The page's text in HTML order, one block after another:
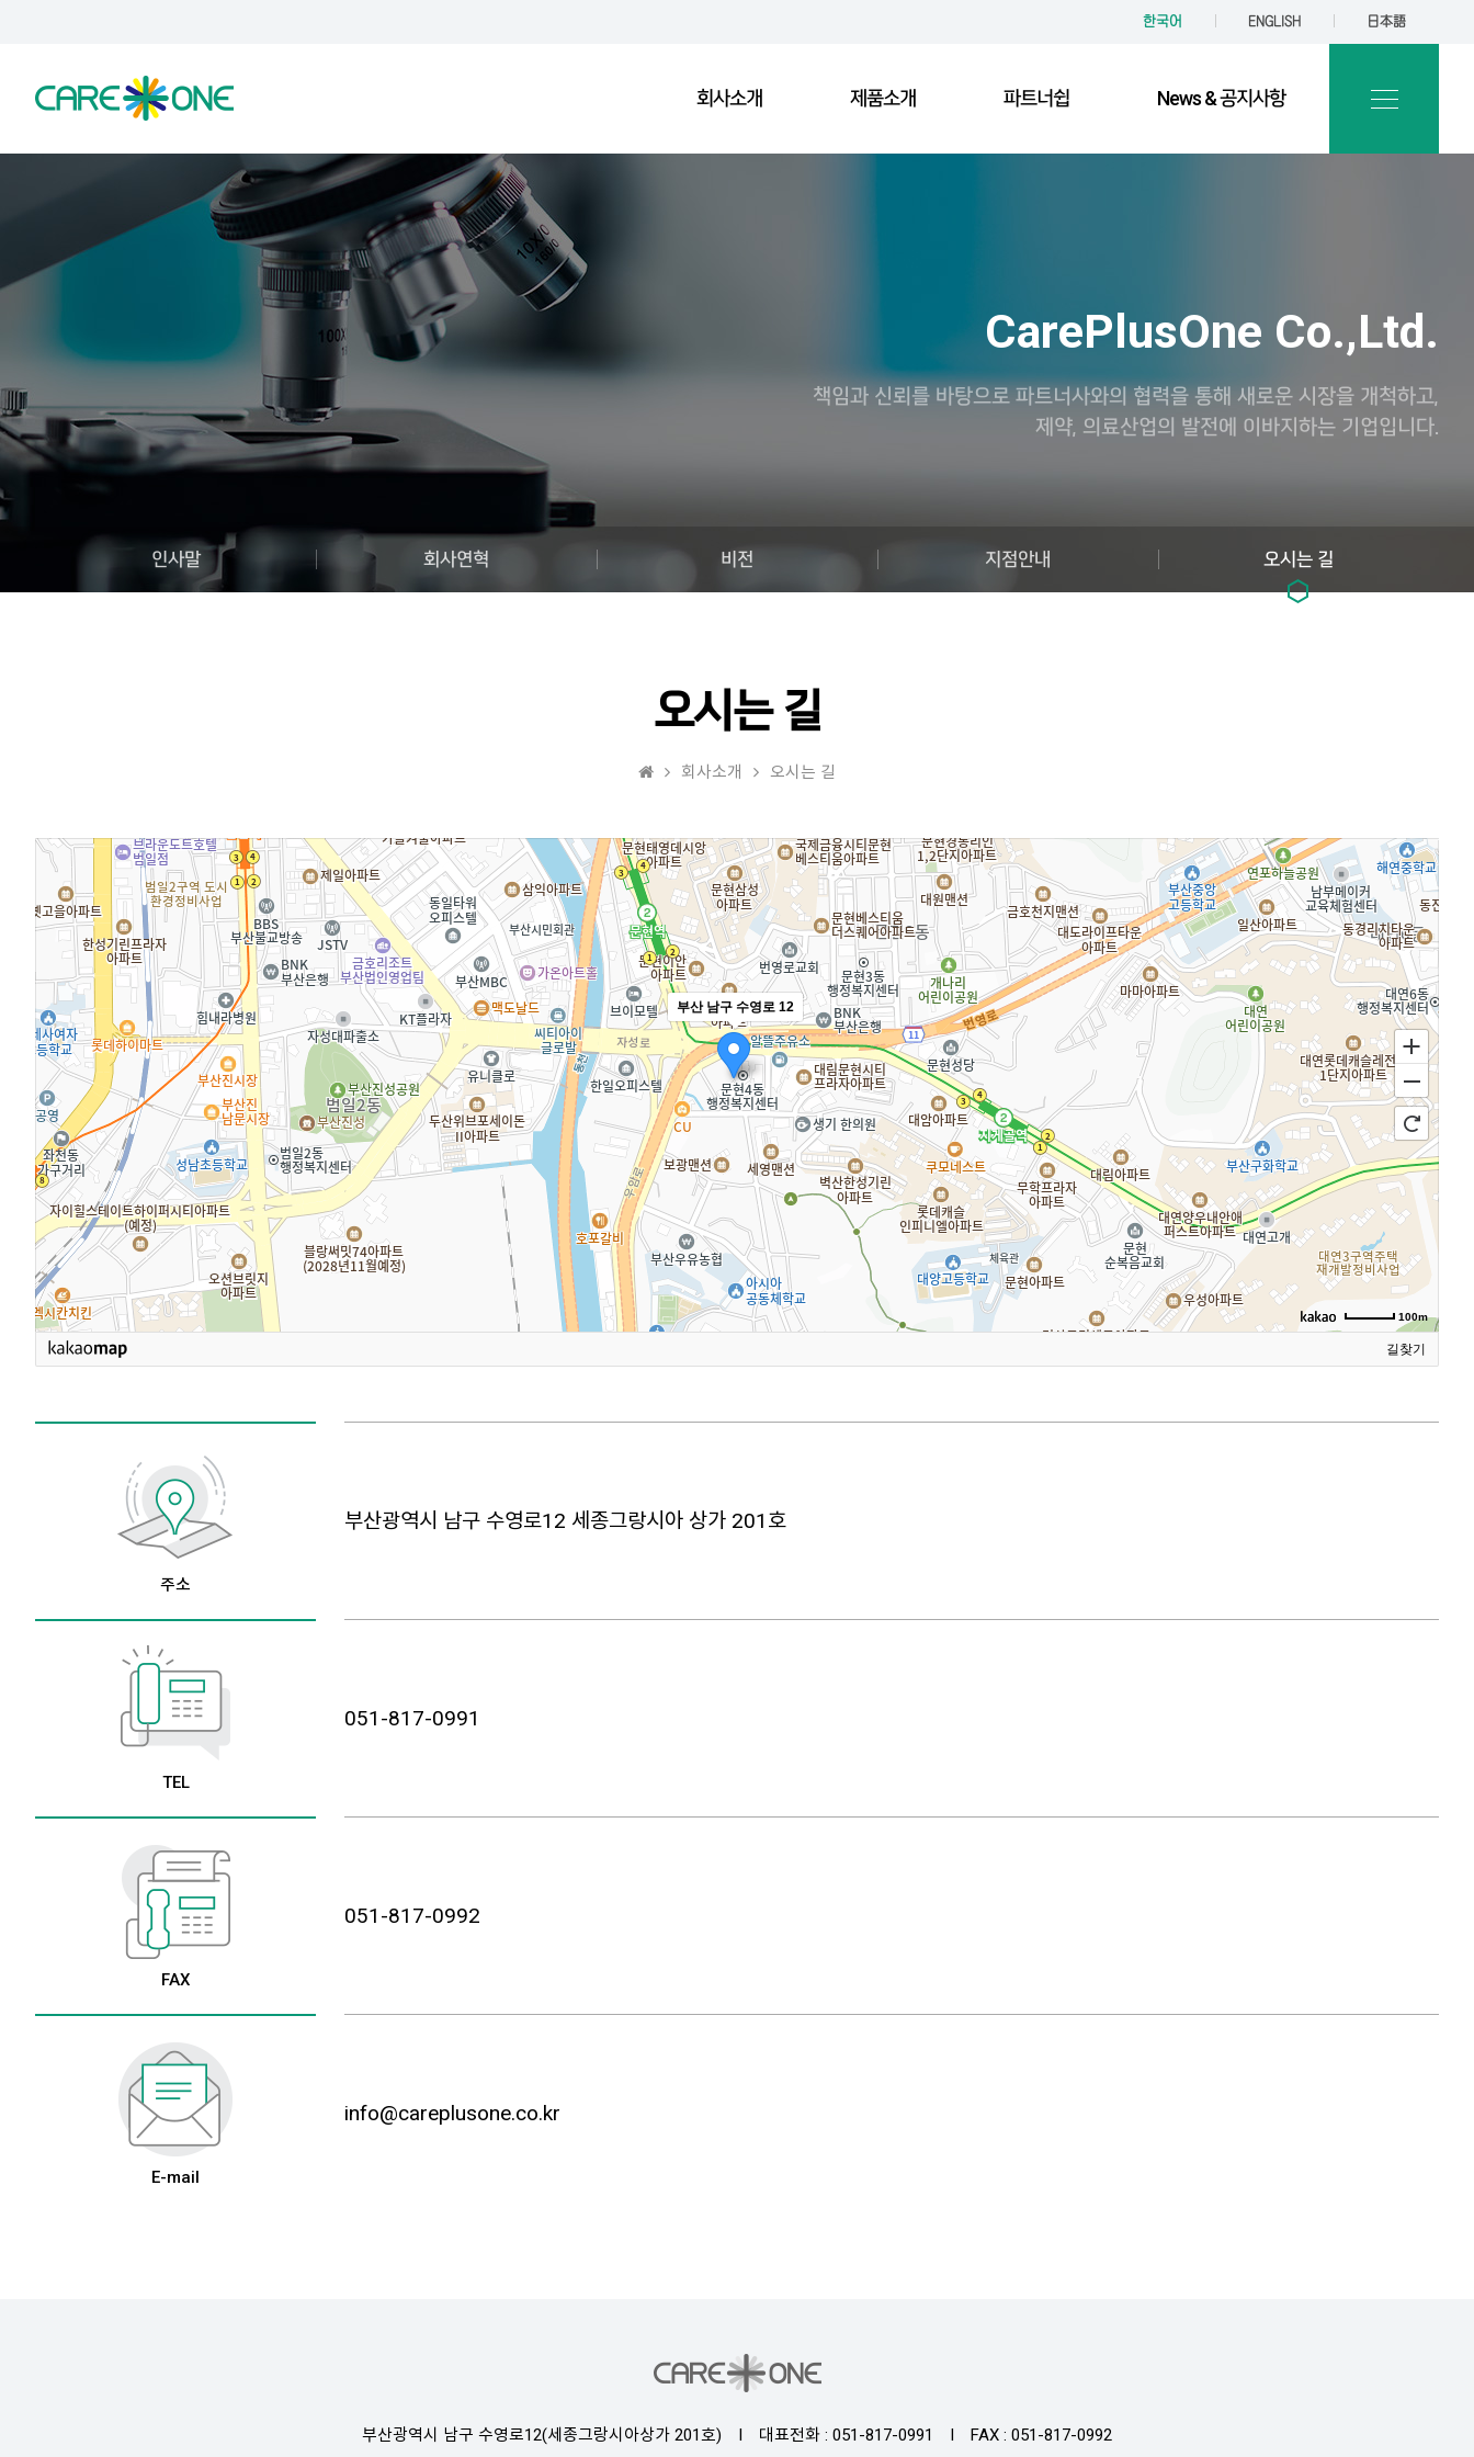
한국어 ENGLISH 日本語
회사소개 제품소개 파트너쉽 News & 공지사항
CarePlusOne Co.,Ltd.
책임과 신뢰를 바탕으로 파트너사와의 협력을 통해 새로운 시장을 개척하고,
제약, 의료산업의 발전에 이바지하는 기업입니다.
인사말 회사연혁 비전 지점안내 오시는 길
오시는 길
회사소개 오시는 길
부산 남구 수영로 12
100m
길찾기
주소
부산광역시 남구 수영로12 세종그랑시아 상가 201호
TEL
051-817-0991
FAX
051-817-0992
E-mail
info@careplusone.co.kr
부산광역시 남구 수영로12(세종그랑시아상가 201호) I 대표전화 : 051-817-0991 I FAX : 051-817-0992